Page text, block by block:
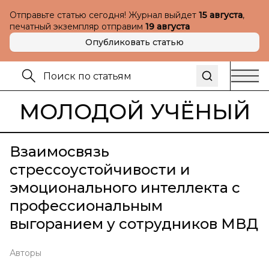
Отправьте статью сегодня! Журнал выйдет 15 августа,
печатный экземпляр отправим 19 августа
Опубликовать статью
МОЛОДОЙ УЧЁНЫЙ
Взаимосвязь
стрессоустойчивости и
эмоционального интеллекта с
профессиональным
выгоранием у сотрудников МВД
Авторы